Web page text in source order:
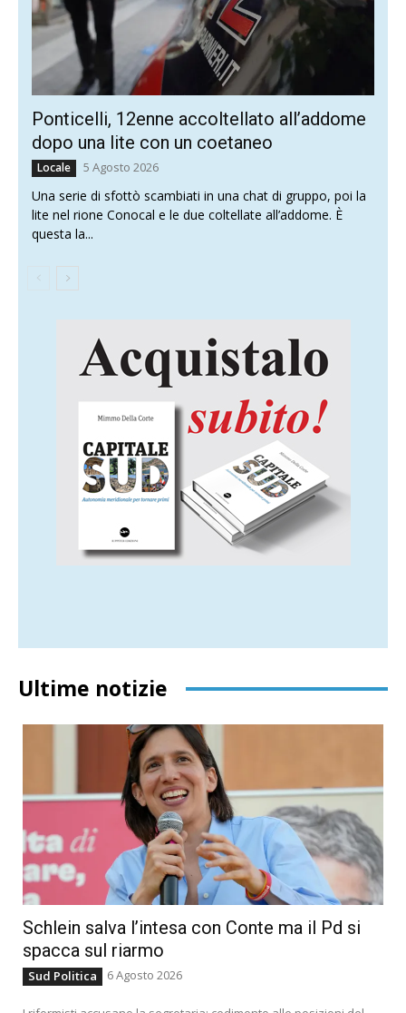
Ponticelli, 12enne accoltellato all’addome
dopo una lite con un coetaneo
Locale 5 Agosto 2026
Una serie di sfottò scambiati in una chat di gruppo, poi la
lite nel rione Conocal e le due coltellate all’addome. È
questa la...
Ultime notizie
Schlein salva l’intesa con Conte ma il Pd si
spacca sul riarmo
Sud Politica 6 Agosto 2026